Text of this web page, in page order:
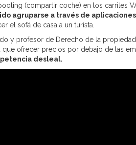
(compartir coche) en los carriles
agruparse a través de
el sofá de casa a un turista.
y profesor de Derecho de la
que ofrecer precios por debajo de las
desleal.